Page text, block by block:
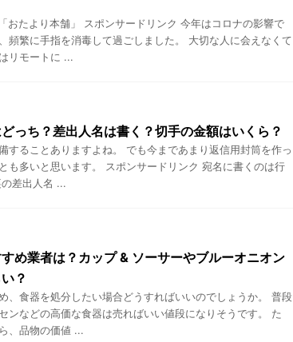
たより本舗」 スポンサードリンク 今年はコロナの影響で
頻繁に手指を消毒して過ごしました。 大切な人に会えなくて
リモートに ...
っち？差出人名は書く？切手の金額はいくら？
することありますよね。 でも今まであまり返信用封筒を作っ
も多いと思います。 スポンサードリンク 宛名に書くのは行
差出人名 ...
め業者は？カップ & ソーサーやブルーオニオン
？
、食器を処分したい場合どうすればいいのでしょうか。 普段
ンなどの高価な食器は売ればいい値段になりそうです。 た
、品物の価値 ...